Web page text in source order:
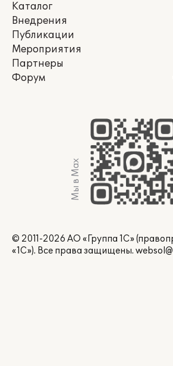
Каталог
Внедрения
Публикации
Мероприятия
Партнеры
Форум
Мы в Max
© 2011-2026 АО «Группа 1С»
«1С»). Все права защищены.